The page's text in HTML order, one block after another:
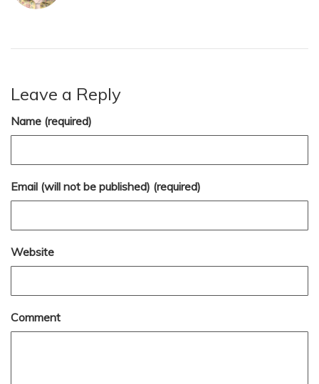
Leave a Reply
Name (required)
Email (will not be published) (required)
Website
Comment